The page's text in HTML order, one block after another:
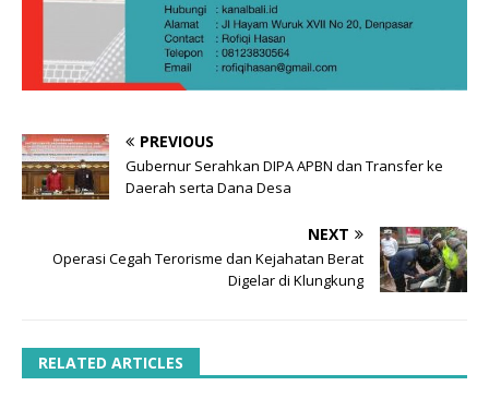
PREVIOUS
Gubernur Serahkan DIPA APBN dan Transfer ke
Daerah serta Dana Desa
NEXT
Operasi Cegah Terorisme dan Kejahatan Berat
Digelar di Klungkung
RELATED ARTICLES